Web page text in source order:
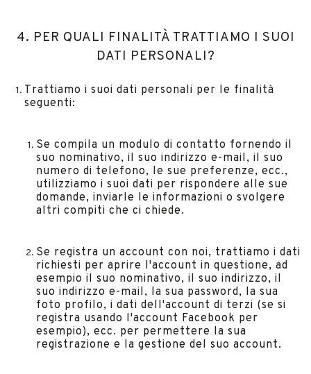
4. PER QUALI FINALITÀ TRATTIAMO I SUOI
DATI PERSONALI?
Trattiamo i suoi dati personali per le finalità
seguenti:
Se compila un modulo di contatto fornendo il
suo nominativo, il suo indirizzo e-mail, il suo
numero di telefono, le sue preferenze, ecc.,
utilizziamo i suoi dati per rispondere alle sue
domande, inviarle le informazioni o svolgere
altri compiti che ci chiede.
Se registra un account con noi, trattiamo i dati
richiesti per aprire l'account in questione, ad
esempio il suo nominativo, il suo indirizzo, il
suo indirizzo e-mail, la sua password, la sua
foto profilo, i dati dell'account di terzi (se si
registra usando l'account Facebook per
esempio), ecc. per permettere la sua
registrazione e la gestione del suo account.